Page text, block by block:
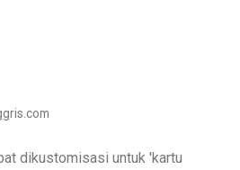
dikustomisasi untuk 'kartu